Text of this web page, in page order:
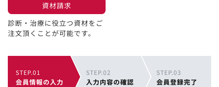
資材請求​
診断・治療に役立つ資材をご
注文頂くことが可能です。
STEP.01
会員情報の入力
STEP.02
入力内容の確認
STEP.03
会員登録完了